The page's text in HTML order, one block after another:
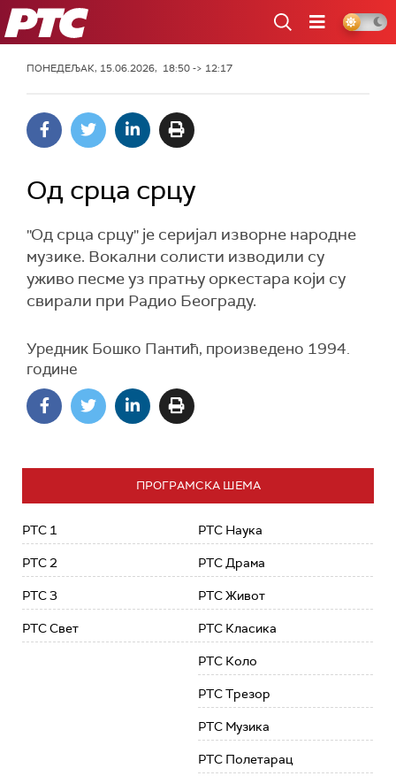
РТС
ПОНЕДЕЉАК, 15.06.2026, 18:50 -> 12:17
Од срца срцу
''Од срца срцу'' је серијал изворне народне
музике. Вокални солисти изводили су
уживо песме уз пратњу оркестара који су
свирали при Радио Београду.
Уредник Бошко Пантић, произведено 1994.
године
ПРОГРАМСКА ШЕМА
РТС 1
РТС 2
РТС 3
РТС Свет
РТС Наука
РТС Драма
РТС Живот
РТС Класика
РТС Коло
РТС Трезор
РТС Музика
РТС Полетарац